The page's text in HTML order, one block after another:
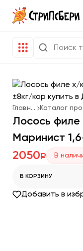
Главная
Лосось
Маринист
2050₽ В
В КОРЗИНУ
Добавить в